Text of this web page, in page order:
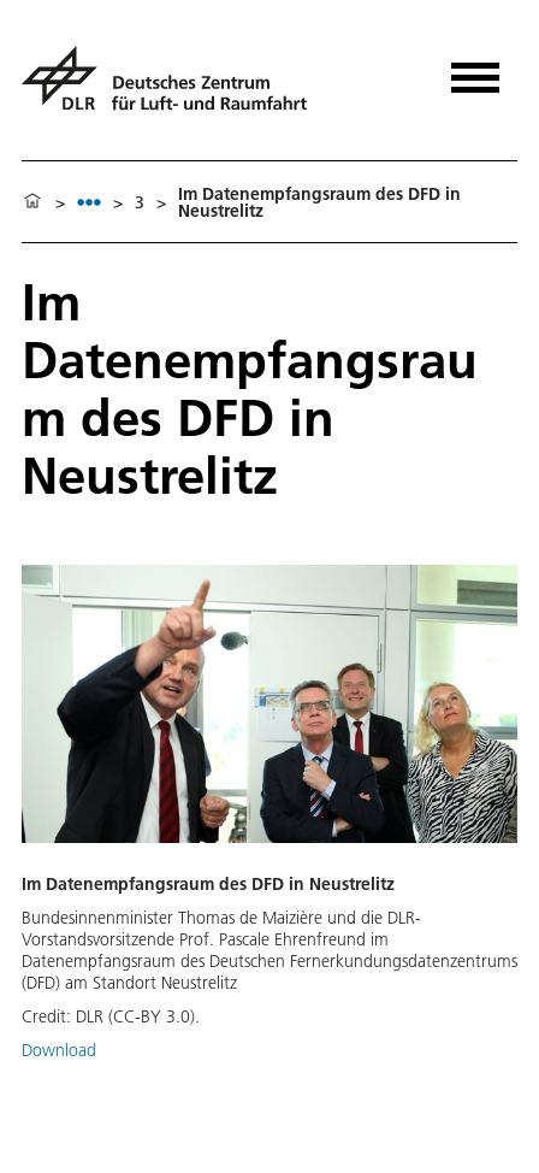
> > 3 > Im Datenempfangsraum des DFD in
Neustrelitz
Im
Datenempfangsrau
m des DFD in
Neustrelitz
Im Datenempfangsraum des DFD in Neustrelitz
Bundesinnenminister Thomas de Maizière und die DLR-
Vorstandsvorsitzende Prof. Pascale Ehrenfreund im
Datenempfangsraum des Deutschen Fernerkundungsdatenzentrums
(DFD) am Standort Neustrelitz
Credit: DLR (CC-BY 3.0).
Download